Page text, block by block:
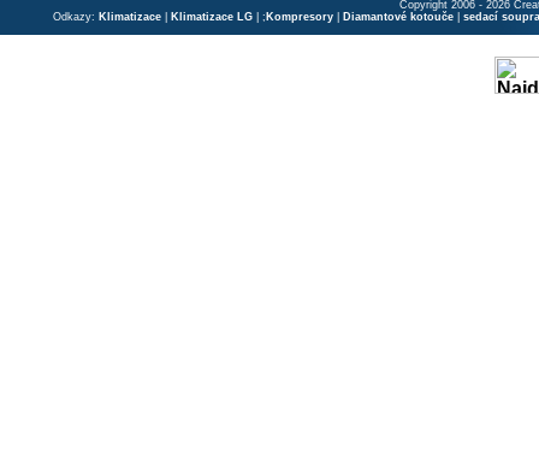
Copyright 2006 - 2026
Odkazy: Klimatizace Klimatizace LG | ; Kompresory Diamantové kotouče sedací